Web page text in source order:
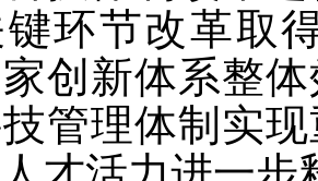
环节改革取
创新体系整
管理体制实